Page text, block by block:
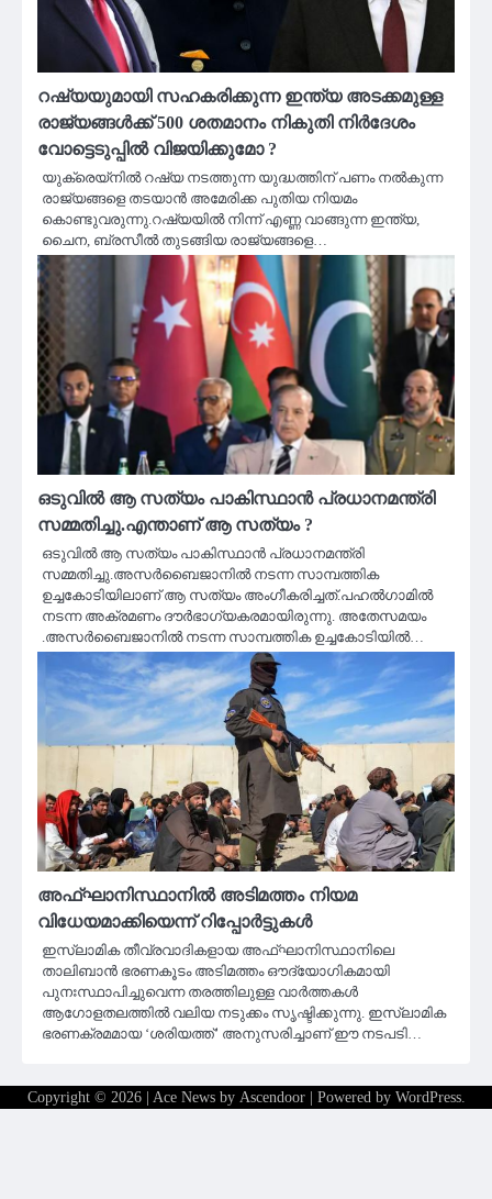
റഷ്യയുമായി സഹകരിക്കുന്ന ഇന്ത്യ അടക്കമുള്ള
രാജ്യങ്ങൾക്ക് 500 ശതമാനം നികുതി നിർദേശം
വോട്ടെടുപ്പിൽ വിജയിക്കുമോ ?
യുക്രെയ്‌നിൽ റഷ്യ നടത്തുന്ന യുദ്ധത്തിന് പണം നൽകുന്ന
രാജ്യങ്ങളെ തടയാൻ അമേരിക്ക പുതിയ നിയമം
കൊണ്ടുവരുന്നു.റഷ്യയിൽ നിന്ന് എണ്ണ വാങ്ങുന്ന ഇന്ത്യ,
ചൈന, ബ്രസീൽ തുടങ്ങിയ രാജ്യങ്ങളെ…
ഒടുവിൽ ആ സത്യം പാകിസ്ഥാൻ പ്രധാനമന്ത്രി
സമ്മതിച്ചു.എന്താണ് ആ സത്യം ?
ഒടുവിൽ ആ സത്യം പാകിസ്ഥാൻ പ്രധാനമന്ത്രി
സമ്മതിച്ചു.അസർബൈജാനിൽ നടന്ന സാമ്പത്തിക
ഉച്ചകോടിയിലാണ് ആ സത്യം അംഗീകരിച്ചത്.പഹൽഗാമിൽ
നടന്ന അക്രമണം ദൗർഭാഗ്യകരമായിരുന്നു. അതേസമയം
.അസർബൈജാനിൽ നടന്ന സാമ്പത്തിക ഉച്ചകോടിയിൽ…
അഫ്ഘാനിസ്ഥാനിൽ അടിമത്തം നിയമ
വിധേയമാക്കിയെന്ന് റിപ്പോർട്ടുകൾ
ഇസ്ലാമിക തീവ്രവാദികളായ അഫ്ഘാനിസ്ഥാനിലെ
താലിബാൻ ഭരണകൂടം അടിമത്തം ഔദ്യോഗികമായി
പുനഃസ്ഥാപിച്ചുവെന്ന തരത്തിലുള്ള വാർത്തകൾ
ആഗോളതലത്തിൽ വലിയ നടുക്കം സൃഷ്ടിക്കുന്നു. ഇസ്ലാമിക
ഭരണക്രമമായ ‘ശരിയത്ത്’ അനുസരിച്ചാണ് ഈ നടപടി…
Copyright © 2026 | Ace News by Ascendoor| Powered by WordPress.